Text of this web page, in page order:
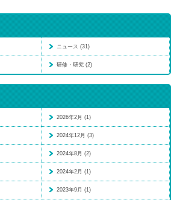
ニュース (31)
研修・研究 (2)
2026年2月 (1)
2024年12月 (3)
2024年8月 (2)
2024年2月 (1)
2023年9月 (1)